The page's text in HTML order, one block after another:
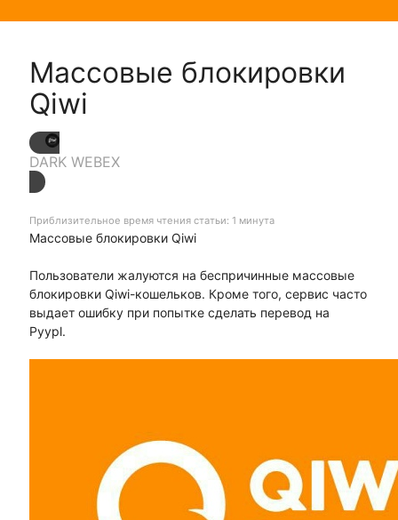
Массовые блокировки
Qiwi
DARK WEBEX
Приблизительное время чтения статьи: 1 минута
Массовые блокировки Qiwi
Пользователи жалуются на беспричинные массовые
блокировки Qiwi-кошельков. Кроме того, сервис часто
выдает ошибку при попытке сделать перевод на
Pyypl.